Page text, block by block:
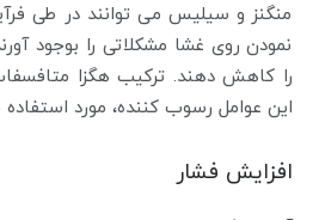
منگنز و سیلیس می توانند در طی
نمودن روی غشا مشکلاتی را بوجود
را کاهش دهند. ترکیب هگزا
این عوامل رسوب کننده، مورد استفاده
افزایش فشار